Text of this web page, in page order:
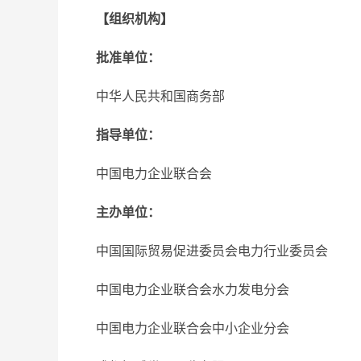
【组织机构】
批准单位：
中华人民共和国商务部
指导单位：
中国电力企业联合会
主办单位：
中国国际贸易促进委员会电力行业委员会
中国电力企业联合会水力发电分会
中国电力企业联合会中小企业分会